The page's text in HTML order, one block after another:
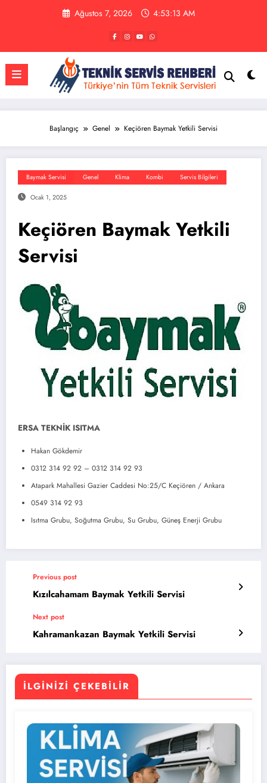
Ağustos 7, 2026 4:53:13 AM
Başlangıç Genel Keçiören Baymak Yetkili Servisi
Baymak Servisi Genel Klima Kombi Servis Bilgileri
Ocak 1, 2025
Keçiören Baymak Yetkili
Servisi
ERSA TEKNİK ISITMA
Hakan Gökdemir
0312 314 92 92 – 0312 314 92 93
Atapark Mahallesi Gazier Caddesi No:25/C Keçiören / Ankara
0549 314 92 93
Isıtma Grubu, Soğutma Grubu, Su Grubu, Güneş Enerji Grubu
Previous post
Kızılcahamam Baymak Yetkili Servisi
Next post
Kahramankazan Baymak Yetkili Servisi
İLGINIZI ÇEKEBILIR